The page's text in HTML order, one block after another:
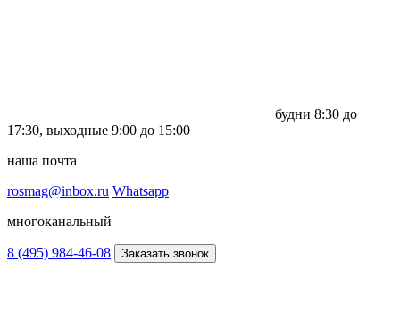
будни 8:30 до
17:30, выходные 9:00 до 15:00
наша почта
rosmag@inbox.ru Whatsapp
многоканальный
8 (495) 984-46-08 Заказать звонок